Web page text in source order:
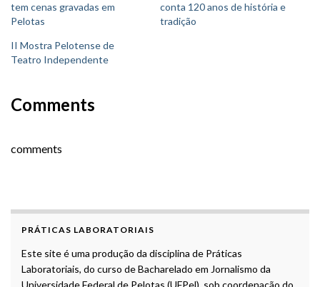
tem cenas gravadas em
Pelotas
conta 120 anos de história e
tradição
II Mostra Pelotense de
Teatro Independente
Comments
comments
PRÁTICAS LABORATORIAIS
Este site é uma produção da disciplina de Práticas
Laboratoriais, do curso de Bacharelado em Jornalismo da